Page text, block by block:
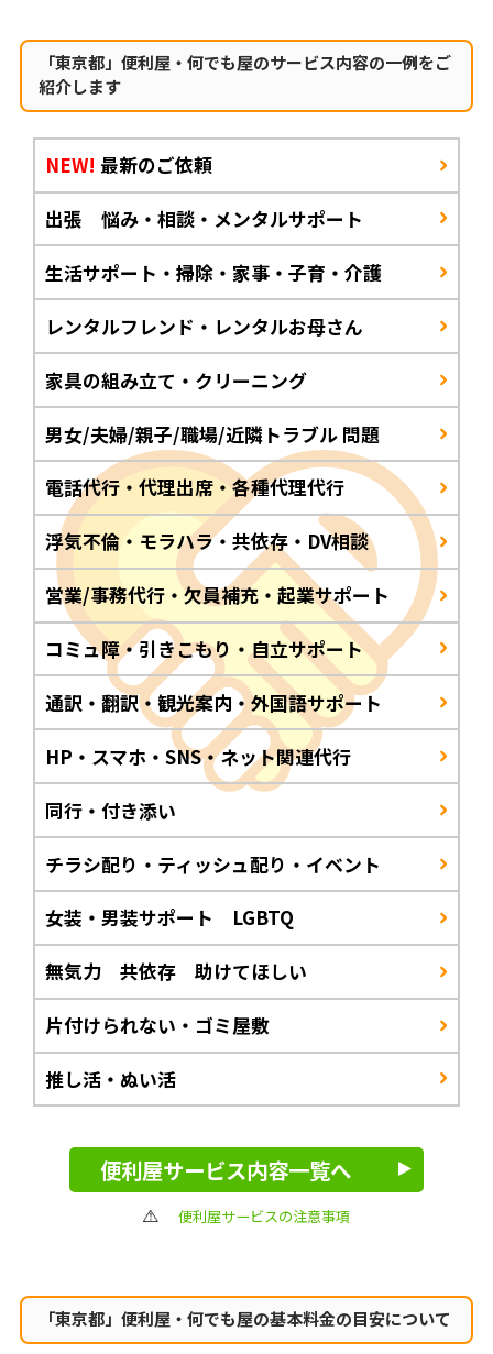
「東京都」便利屋・何でも屋のサービス内容の一例をご
紹介します
NEW! 最新のご依頼
出張 悩み・相談・メンタルサポート
生活サポート・掃除・家事・子育・介護
レンタルフレンド・レンタルお母さん
家具の組み立て・クリーニング
男女/夫婦/親子/職場/近隣トラブル 問題
電話代行・代理出席・各種代理代行
浮気不倫・モラハラ・共依存・DV相談
営業/事務代行・欠員補充・起業サポート
コミュ障・引きこもり・自立サポート
通訳・翻訳・観光案内・外国語サポート
HP・スマホ・SNS・ネット関連代行
同行・付き添い
チラシ配り・ティッシュ配り・イベント
女装・男装サポート LGBTQ
無気力 共依存 助けてほしい
片付けられない・ゴミ屋敷
推し活・ぬい活
便利屋サービス内容一覧へ
便利屋サービスの注意事項
「東京都」便利屋・何でも屋の基本料金の目安について